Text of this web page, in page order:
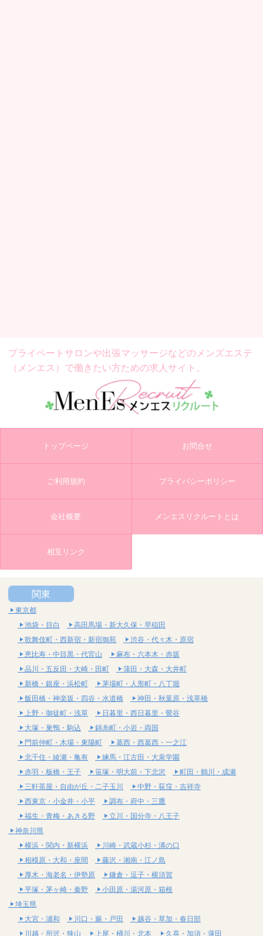
プライベートサロンや出張マッサージなどの メンズエステ
（メンエス）で働きたい方ための求人サイト。
トップページ お問合せ
ご利用規約 プライバシーポリシー
会社概要 メンエスリクルートとは
相互リンク
関東
東京都
池袋・目白
高田馬場・新大久保・早稲田
歌舞伎町・西新宿・新宿御苑
渋谷・代々木・原宿
恵比寿・中目黒・代官山
麻布・六本木・赤坂
品川・五反田・大崎・田町
蒲田・大森・大井町
新橋・銀座・浜松町
茅場町・人形町・八丁堀
飯田橋・神楽坂・四谷・水道橋
神田・秋葉原・浅草橋
上野・御徒町・浅草
日暮里・西日暮里・鶯谷
大塚・巣鴨・駒込
錦糸町・小岩・両国
門前仲町・木場・東陽町
葛西・西葛西・一之江
北千住・綾瀬・亀有
練馬・江古田・大泉学園
赤羽・板橋・王子
笹塚・明大前・下北沢
町田・鶴川・成瀬
三軒茶屋・自由が丘・二子玉川
中野・荻窪・吉祥寺
西東京・小金井・小平
調布・府中・三鷹
福生・青梅・あきる野
立川・国分寺・八王子
神奈川県
横浜・関内・新横浜
川崎・武蔵小杉・溝の口
相模原・大和・座間
藤沢・湘南・江ノ島
厚木・海老名・伊勢原
鎌倉・逗子・横須賀
平塚・茅ヶ崎・秦野
小田原・湯河原・箱根
埼玉県
大宮・浦和
川口・蕨・戸田
越谷・草加・春日部
川越・所沢・狭山
上尾・桶川・北本 久喜・加須・蓮田